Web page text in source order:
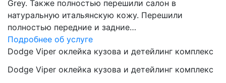
Grey. Также полностью перешили салон в
натуральную итальянскую кожу. Перешили
полностью передние и задние…
Подробнее об услуге
Dodge Viper оклейка кузова и детейлинг комплекс
Dodge Viper оклейка кузова и детейлинг комплекс